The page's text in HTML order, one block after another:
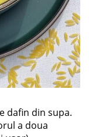
dafin din supa.
a doua